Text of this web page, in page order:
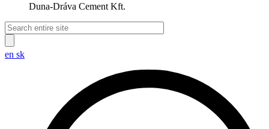
Duna-Dráva Cement Kft.
en sk